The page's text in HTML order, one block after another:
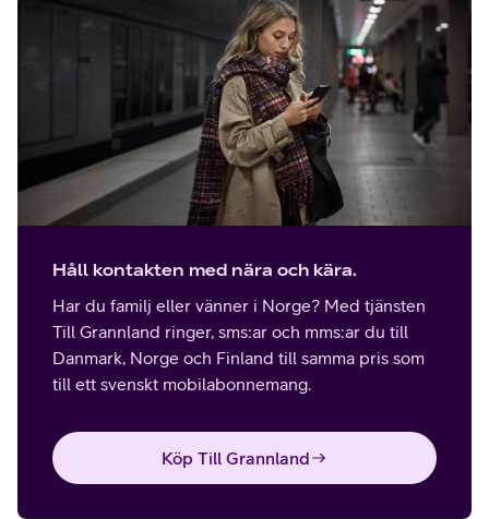
Håll kontakten med nära och kära.
Har du familj eller vänner i Norge? Med tjänsten
Till Grannland ringer, sms:ar och mms:ar du till
Danmark, Norge och Finland till samma pris som
till ett svenskt mobilabonnemang.
Köp Till Grannland